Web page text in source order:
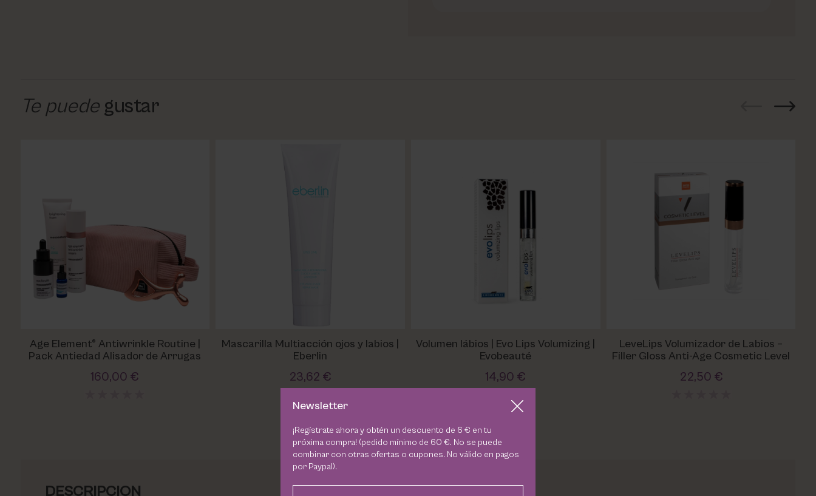
Te puede gustar
Age Element® Antiwrinkle Routine |
Pack Antiedad Alisador de Arrugas
160,00 €
Mascarilla Multiacción ojos y labios |
Eberlin
23,62 €
Volumen lábios | Evo Lips Volumizing |
Evobeauté
14,90 €
LeveLips Volumizador de Labios –
Filler Gloss Anti-Age Cosmetic Level
22,50 €
DESCRIPCION
Newsletter
¡Regístrate ahora y obtén un descuento de 6 € en tu
próxima compra! (pedido mínimo de 60 €. No se puede
combinar con otras ofertas o cupones. No válido en pagos
por Paypal).